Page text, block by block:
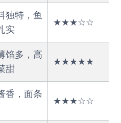
独特，鱼
实
★★★☆☆
馅多，高
甜
★★★★★
香，面条
★★★☆☆